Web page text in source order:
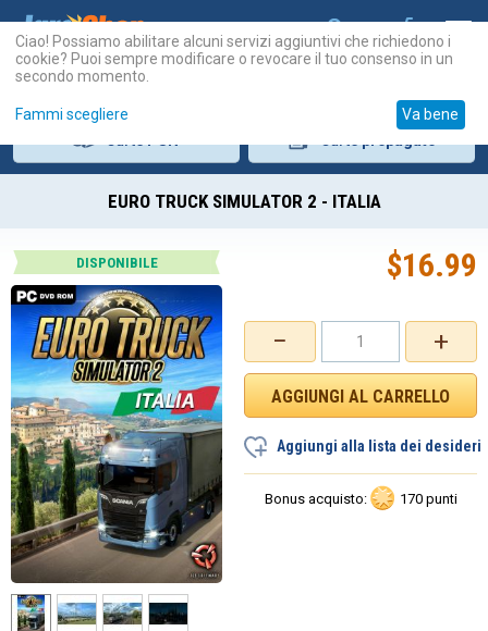
EURO TRUCK SIMULATOR 2 - ITALIA
DISPONIBILE
+
−
$16.99
Aggiungi alla lista dei desideri
Bonus acquisto: 170 punti
Ciao! Possiamo abilitare alcuni servizi aggiuntivi che richiedono i
cookie? Puoi sempre modificare o revocare il tuo consenso in un
secondo momento.
Fammi scegliere Va bene